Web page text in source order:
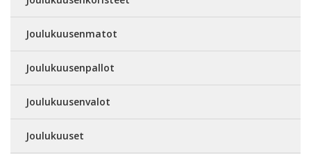
Joulukuusenmatot
Joulukuusenpallot
Joulukuusenvalot
Joulukuuset